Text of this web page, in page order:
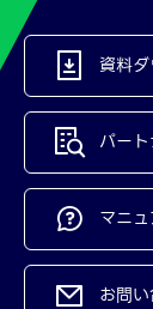
資料
パー
マニ
お問